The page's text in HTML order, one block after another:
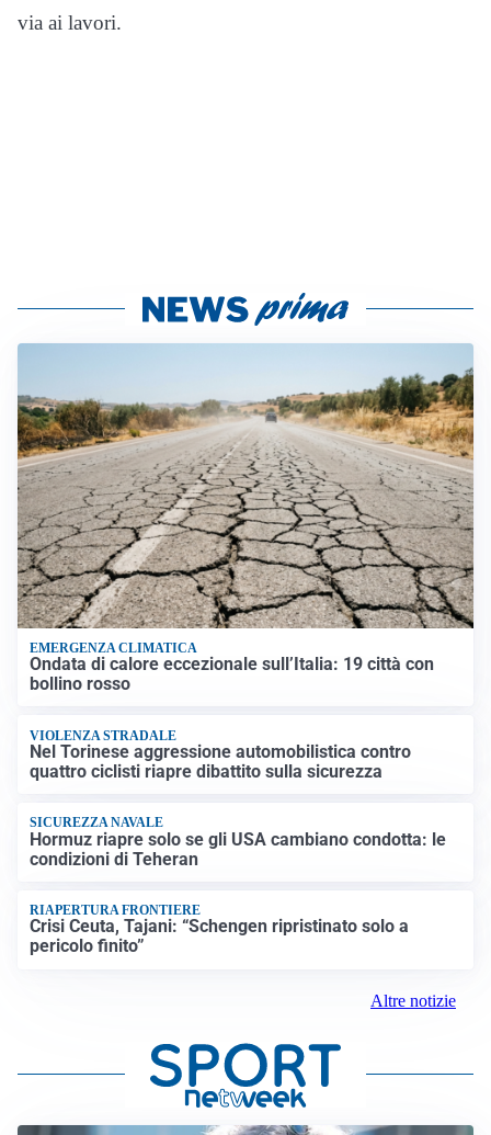
via ai lavori.
EMERGENZA CLIMATICA
Ondata di calore eccezionale sull’Italia: 19 città con
bollino rosso
VIOLENZA STRADALE
Nel Torinese aggressione automobilistica contro
quattro ciclisti riapre dibattito sulla sicurezza
SICUREZZA NAVALE
Hormuz riapre solo se gli USA cambiano condotta: le
condizioni di Teheran
RIAPERTURA FRONTIERE
Crisi Ceuta, Tajani: “Schengen ripristinato solo a
pericolo finito”
Altre notizie